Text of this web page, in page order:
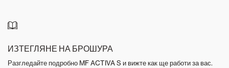
ИЗТЕГЛЯНЕ НА БРОШУРА
Разгледайте подробно MF ACTIVA S и вижте как ще работи за вас.